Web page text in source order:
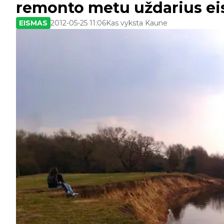
remonto metu uždarius
EISMAS 2012-05-25 11:06Kas vyksta Kaune